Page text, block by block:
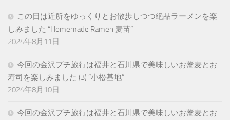
この日は近所をゆっくりとお散歩しつつ絶品ラーメンを楽
しみました “Homemade Ramen 麦苗”
2024年8月11日
今回の金沢プチ旅行は福井と石川県で美味しいお蕎麦とお
寿司を楽しみました (3) “小松基地”
2024年8月10日
今回の金沢プチ旅行は福井と石川県で美味しいお蕎麦とお